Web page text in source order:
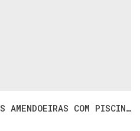
AMENDOEIRAS COM PISCINA